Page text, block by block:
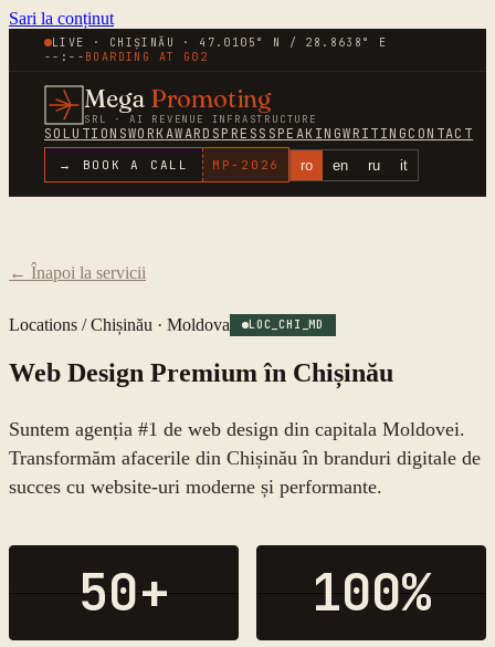
Sari la conținut
LIVE · CHIȘINĂU · 47.0105° N / 28.8638° E
--:-- BOARDING AT G02
Mega Promoting
SRL · AI REVENUE INFRASTRUCTURE
SOLUTIONSWORKAWARDSPRESS SPEAKINGWRITINGCONTACT
→ BOOK A CALL MP- 2026 ro en ru it
← Înapoi la servicii
Locations /Chișinău · Moldova LOC_CHI_MD
Web Design Premium în Chișinău
Suntem agenția #1 de web design din capitala Moldovei.
Transformăm afacerile din Chișinău în branduri digitale de
succes cu website-uri moderne și performante.
50+ 100%